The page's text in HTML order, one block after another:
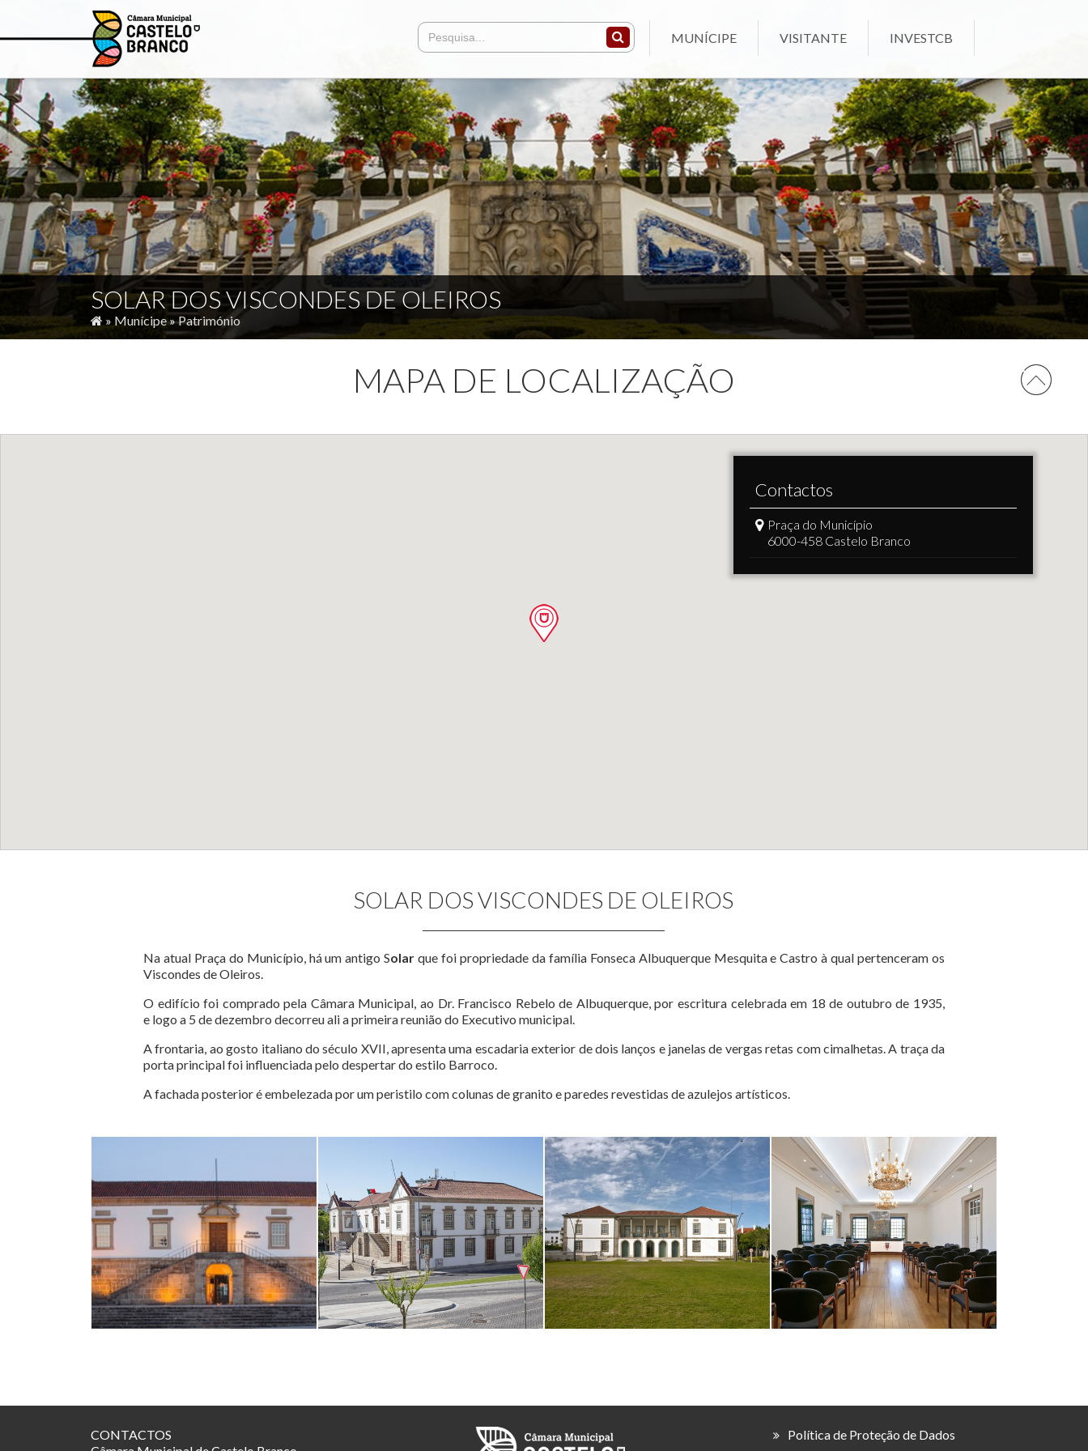
MUNÍCIPE VISITANTE INVESTCB
SOLAR DOS VISCONDES DE OLEIROS
» Munícipe»Património
MAPA DE LOCALIZAÇÃO
Contactos
Praça do Município
6000-458 Castelo Branco
SOLAR DOS VISCONDES DE OLEIROS
Na atual Praça do Município, há um antigo Solar que foi propriedade da família Fonseca Albuquerque Mesquita e Castro à qual pertenceram os
Viscondes de Oleiros.
O edifício foi comprado pela Câmara Municipal, ao Dr. Francisco Rebelo de Albuquerque, por escritura celebrada em 18 de outubro de 1935,
e logo a 5 de dezembro decorreu ali a primeira reunião do Executivo municipal.
A frontaria, ao gosto italiano do século XVII, apresenta uma escadaria exterior de dois lanços e janelas de vergas retas com cimalhetas. A traça da
porta principal foi influenciada pelo despertar do estilo Barroco.
A fachada posterior é embelezada por um peristilo com colunas de granito e paredes revestidas de azulejos artísticos.
CONTACTOS
Política de Proteção de Dados